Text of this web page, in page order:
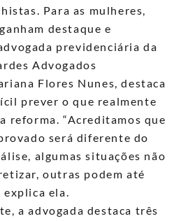
Para as mulheres,
destaque e
previdenciária da
Advogados
Flores Nunes, destaca
prever o que realmente
reforma. “Acreditamos que
será diferente do
algumas situações não
outras podem até
explica ela.
a advogada destaca três